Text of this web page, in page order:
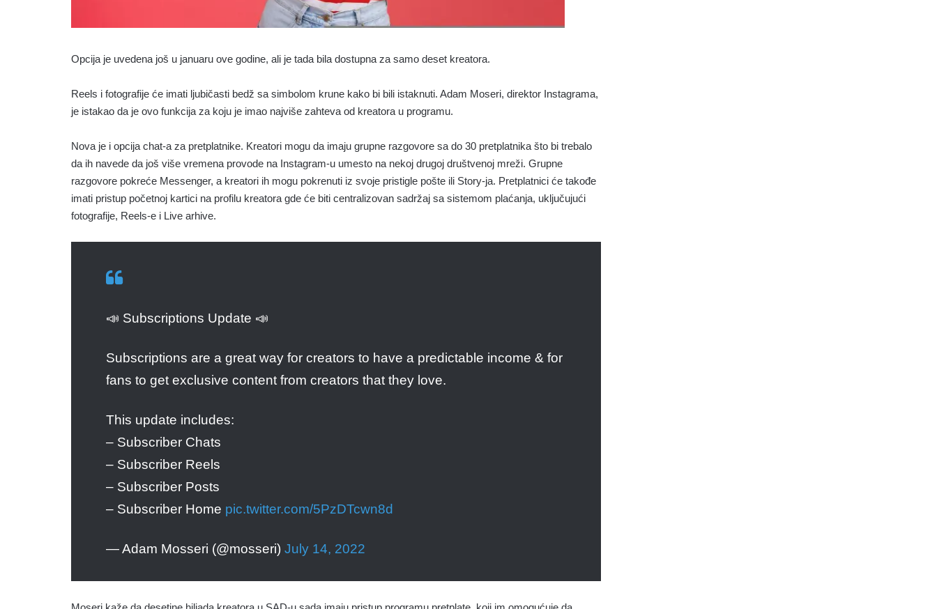
Opcija je uvedena još u januaru ove godine, ali je tada bila dostupna za samo deset kreatora.
Reels i fotografije će imati ljubičasti bedž sa simbolom krune kako bi bili istaknuti. Adam Moseri, direktor Instagrama,
je istakao da je ovo funkcija za koju je imao najviše zahteva od kreatora u programu.
Nova je i opcija chat-a za pretplatnike. Kreatori mogu da imaju grupne razgovore sa do 30 pretplatnika što bi trebalo
da ih navede da još više vremena provode na Instagram-u umesto na nekoj drugoj društvenoj mreži. Grupne
razgovore pokreće Messenger, a kreatori ih mogu pokrenuti iz svoje pristigle pošte ili Story-ja. Pretplatnici će takođe
imati pristup početnoj kartici na profilu kreatora gde će biti centralizovan sadržaj sa sistemom plaćanja, uključujući
fotografije, Reels-e i Live arhive.
📣 Subscriptions Update 📣
Subscriptions are a great way for creators to have a predictable income & for
fans to get exclusive content from creators that they love.
This update includes:
– Subscriber Chats
– Subscriber Reels
– Subscriber Posts
– Subscriber Home pic.twitter.com/5PzDTcwn8d
— Adam Mosseri (@mosseri) July 14, 2022